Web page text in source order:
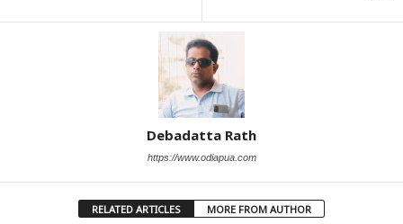
Debadatta Rath
https://www.odiapua.com
RELATED ARTICLES MORE FROM AUTHOR